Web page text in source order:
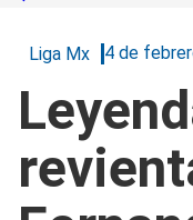
Liga Mx 4 de